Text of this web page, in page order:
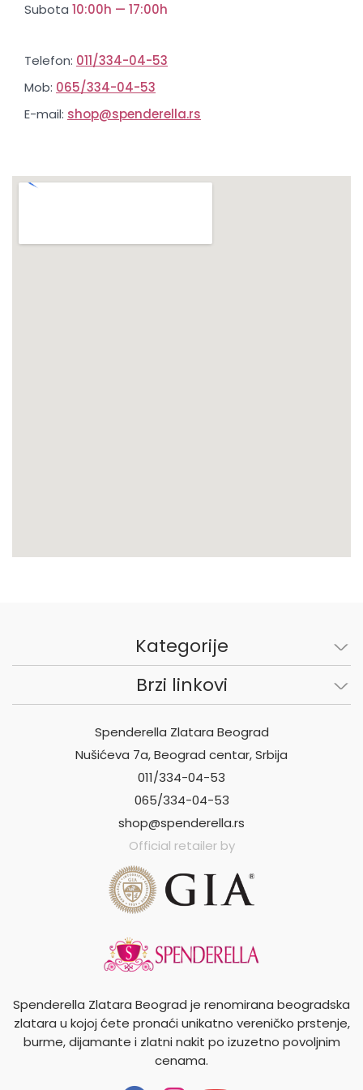
Subota 10:00h — 17:00h
Telefon: 011/334-04-53
Mob: 065/334-04-53
E-mail: shop@spenderella.rs
Kategorije
Brzi linkovi
Spenderella Zlatara Beograd
Nušićeva 7a, Beograd centar, Srbija
011/334-04-53
065/334-04-53
shop@spenderella.rs
Official retailer by
Spenderella Zlatara Beograd je renomirana beogradska
zlatara u kojoj ćete pronaći unikatno vereničko prstenje,
burme, dijamante i zlatni nakit po izuzetno povoljnim
cenama.